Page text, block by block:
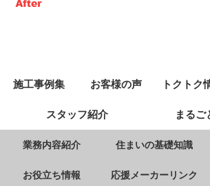
施工事例集 お客様の声 トクトク
スタッフ紹介 まるご
業務内容紹介 住まいの基礎知識
お役立ち情報 応援メーカーリンク